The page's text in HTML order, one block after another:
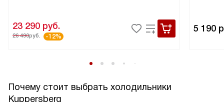
23 290 руб.
26 490руб. -12%
5 190
Почему стоит выбрать холодильники
Kuppersberg